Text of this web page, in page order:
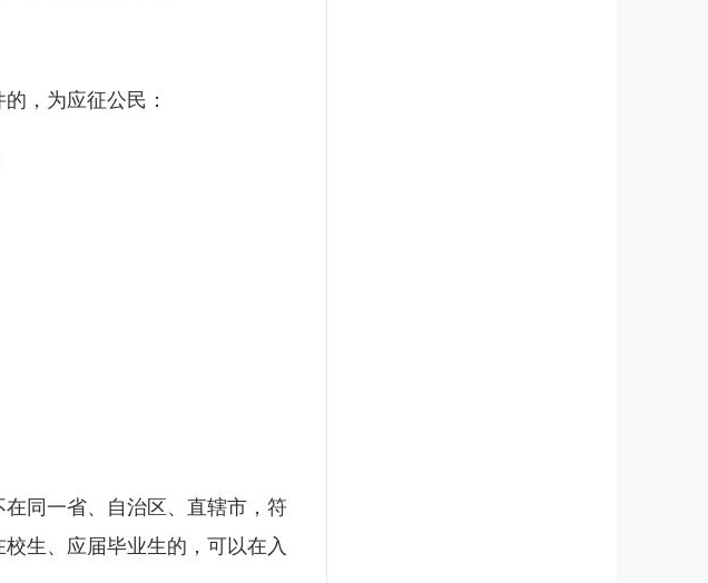
，为应征公民：
同一省、自治区、直辖市，符
生、应届毕业生的，可以在入